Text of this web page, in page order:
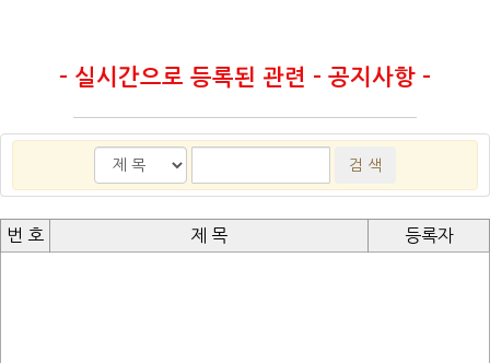
- 실시간으로 등록된 관련 - 공지사항 -
번 호 제 목 등록자